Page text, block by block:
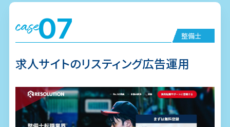
case07
求人サイトのリスティング広告運用
整備士